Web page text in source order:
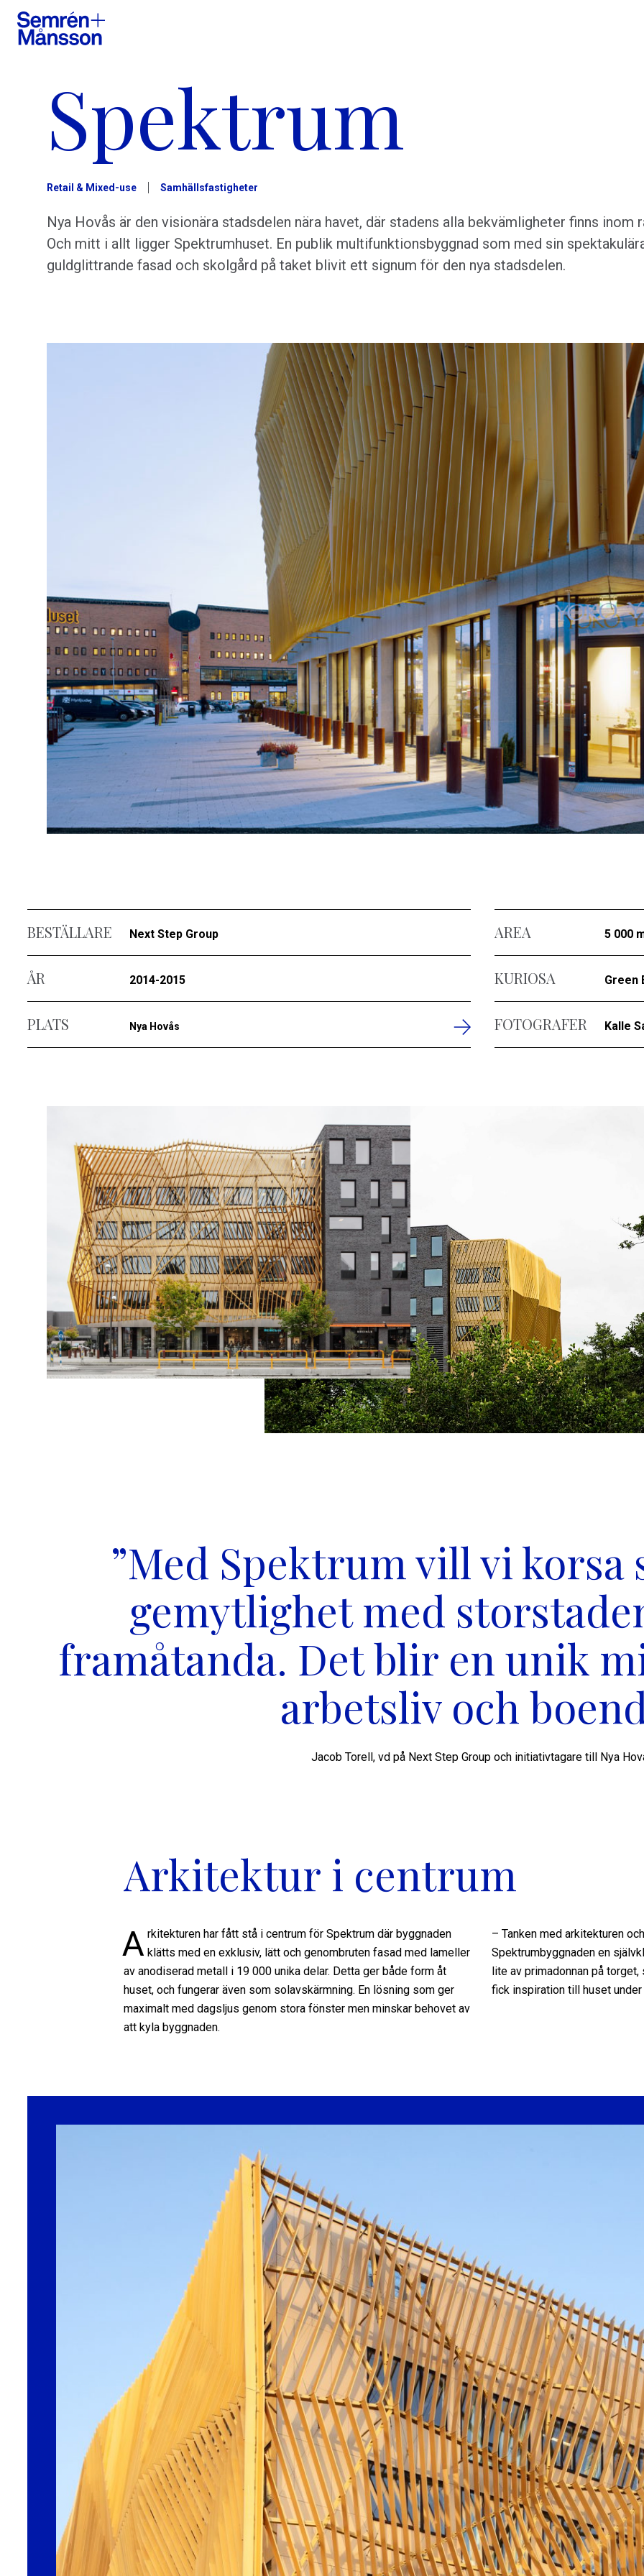
Spektrum
Retail & Mixed-use Samhällsfastigheter
Nya Hovås är den visionära stadsdelen nära havet, där stadens alla bekvämligheter finns inom
Och mitt i allt ligger Spektrumhuset. En publik multifunktionsbyggnad som med sin
guldglittrande fasad och skolgård på taket blivit ett signum för den nya stadsdelen.
BESTÄLLARE Next Step Group
ÅR 2014-2015
PLATS Nya Hovås
AREA 5 000
KURIOSA Green
FOTOGRAFER Kalle
”Med Spektrum vill vi korsa
gemytlighet med
framåtanda. Det blir en unik
arbetsliv och
Jacob Torell, vd på Next Step Group och initiativtagare till Nya
Arkitektur i centrum
A rkitekturen har fått stå i centrum för Spektrum där byggnaden
klätts med en exklusiv, lätt och genombruten fasad med lameller
av anodiserad metall i 19 000 unika delar. Detta ger både form åt
huset, och fungerar även som solavskärmning. En lösning som ger
maximalt med dagsljus genom stora fönster men minskar behovet av
att kyla byggnaden.
– Tanken med arkitekturen
Spektrumbyggnaden en
lite av primadonnan på
fick inspiration till huset